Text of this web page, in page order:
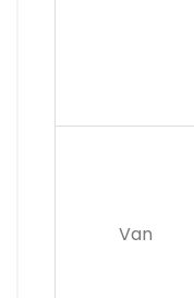
Van